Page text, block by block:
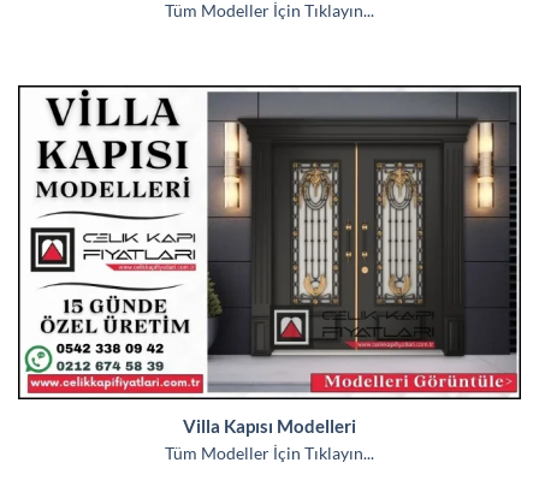
Tüm Modeller İçin Tıklayın...
Villa Kapısı Modelleri
Tüm Modeller İçin Tıklayın...